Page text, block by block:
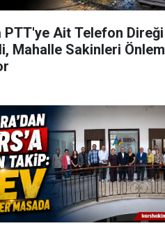
PTT'ye Ait Telefon Direği
Mahalle Sakinleri Önlem